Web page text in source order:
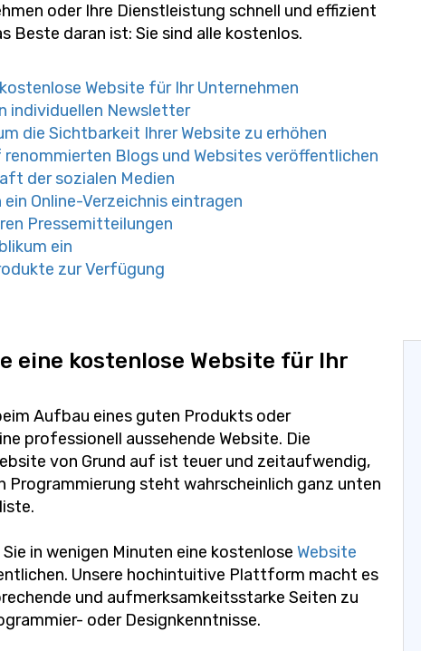
oder Ihre Dienstleistung schnell und effizient
Beste daran ist: Sie sind alle kostenlos.
Website für Ihr Unternehmen
individuellen Newsletter
die Sichtbarkeit Ihrer Website zu erhöhen
Blogs und Websites veröffentlichen
der sozialen Medien
Online-Verzeichnis eintragen
Pressemitteilungen
ein
zur Verfügung
eine kostenlose Website für Ihr
Aufbau eines guten Produkts oder
professionell aussehende Website. Die
von Grund auf ist teuer und zeitaufwendig,
Programmierung steht wahrscheinlich ganz unten
in wenigen Minuten eine kostenlose Website
Unsere hochintuitive Plattform macht es
und aufmerksamkeitsstarke Seiten zu
oder Designkenntnisse.